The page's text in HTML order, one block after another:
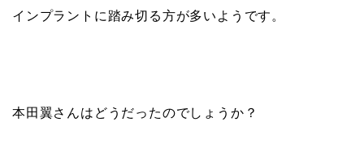
インプラントに踏み切る方が多いようです。
本田翼さんはどうだったのでしょうか？